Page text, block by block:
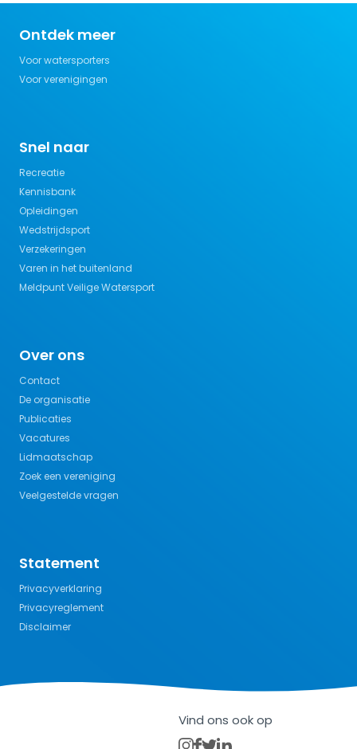
Ontdek meer
Voor watersporters
Voor verenigingen
Snel naar
Recreatie
Kennisbank
Opleidingen
Wedstrijdsport
Verzekeringen
Varen in het buitenland
Meldpunt Veilige Watersport
Over ons
Contact
De organisatie
Publicaties
Vacatures
Lidmaatschap
Zoek een vereniging
Veelgestelde vragen
Statement
Privacyverklaring
Privacyreglement
Disclaimer
Vind ons ook op